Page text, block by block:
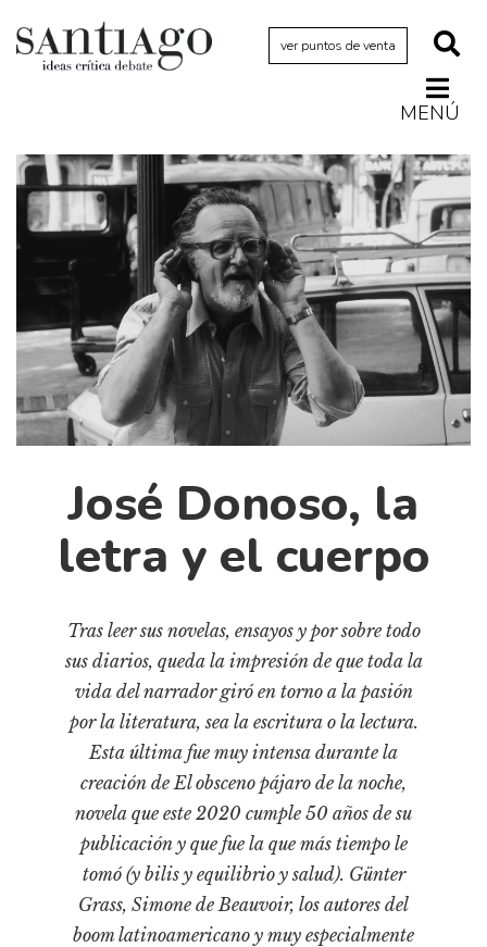
ver puntos de venta
MENÚ
Actualidad
Archivo Cenfoto-UDP
Arquetipos de situación
Artes visuales
Cine y televisión
Ciudad
Cómics
Críticas
Diccionario portátil de la literatura chilena
Documentos
Gran reserva
Historia
Historia material de los libros
Lagunas mentales
Libros usados
Literatura
Medioambiente
Narrativas visuales
José Donoso, la
letra y el cuerpo
Tras leer sus novelas, ensayos y por sobre todo
sus diarios, queda la impresión de que toda la
vida del narrador giró en torno a la pasión
por la literatura, sea la escritura o la lectura.
Esta última fue muy intensa durante la
creación de El obsceno pájaro de la noche,
novela que este 2020 cumple 50 años de su
publicación y que fue la que más tiempo le
tomó (y bilis y equilibrio y salud). Günter
Grass, Simone de Beauvoir, los autores del
boom latinoamericano y muy especialmente